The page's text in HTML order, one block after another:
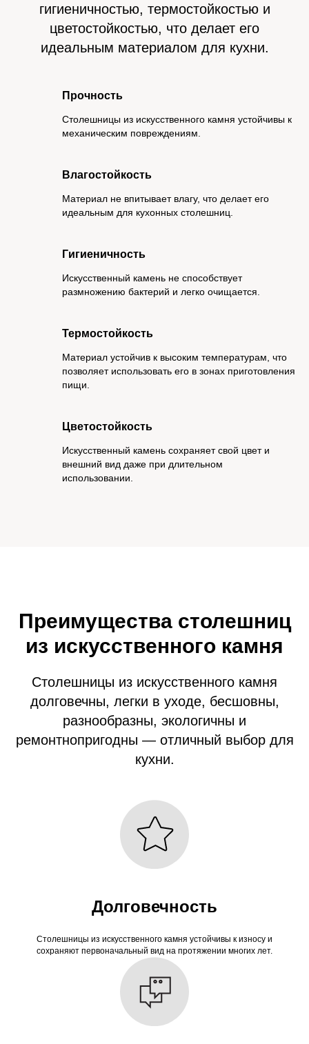
гигиеничностью, термостойкостью и
цветостойкостью, что делает его
идеальным материалом для кухни.
Прочность
Столешницы из искусственного камня устойчивы к
механическим повреждениям.
Влагостойкость
Материал не впитывает влагу, что делает его
идеальным для кухонных столешниц.
Гигиеничность
Искусственный камень не способствует
размножению бактерий и легко очищается.
Термостойкость
Материал устойчив к высоким температурам, что
позволяет использовать его в зонах приготовления
пищи.
Цветостойкость
Искусственный камень сохраняет свой цвет и
внешний вид даже при длительном
использовании.
Преимущества столешниц
из искусственного камня
Столешницы из искусственного камня
долговечны, легки в уходе, бесшовны,
разнообразны, экологичны и
ремонтнопригодны — отличный выбор для
кухни.
Долговечность
Столешницы из искусственного камня устойчивы к износу и
сохраняют первоначальный вид на протяжении многих лет.